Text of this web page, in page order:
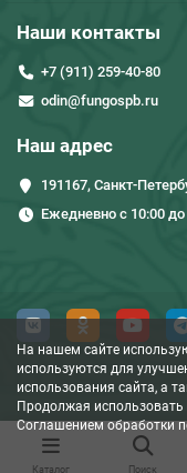
На нашем сайте
используются для
использования сайта, а
Продолжая использовать
Соглашением обработки
Наши контакты
+7 (911) 259-40-80
odin@fungospb.ru
Наш адрес
191167, Санкт-
Ежедневно с 10:00 до
Каталог Поиск